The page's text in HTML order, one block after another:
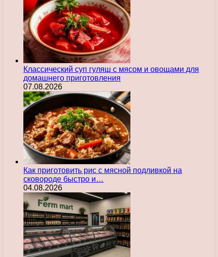
Классический суп гуляш с мясом и овощами для
домашнего приготовления
07.08.2026
Как приготовить рис с мясной подливкой на
сковороде быстро и…
04.08.2026